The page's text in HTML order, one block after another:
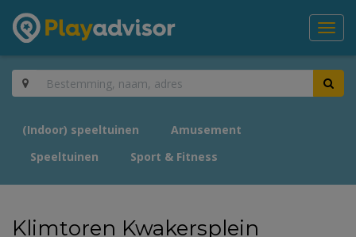
(Indoor) speeltuinen
Amusement
Speeltuinen
Sport & Fitness
Klimtoren Kwakersplein